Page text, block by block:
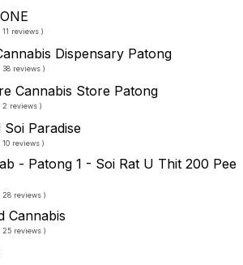
11 reviews )
Dispensary Patong
38 reviews )
Cannabis Store Patong
2 reviews )
Soi Paradise
10 reviews )
- Patong 1 - Soi Rat U Thit 200 Pee
28 reviews )
Cannabis
25 reviews )